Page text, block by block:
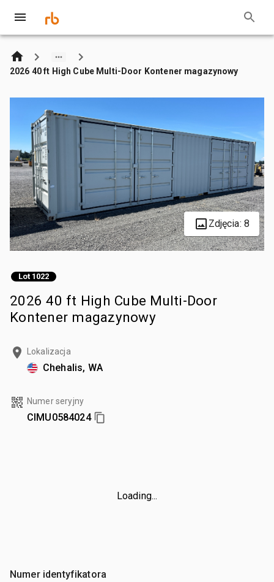
2026 40 ft High Cube Multi-Door Kontener magazynowy
Zdjęcia: 8
Lot 1022
2026 40 ft High Cube Multi-Door
Kontener magazynowy
Lokalizacja
Chehalis, WA
Numer seryjny
CIMU0584024
Loading...
Numer identyfikatora